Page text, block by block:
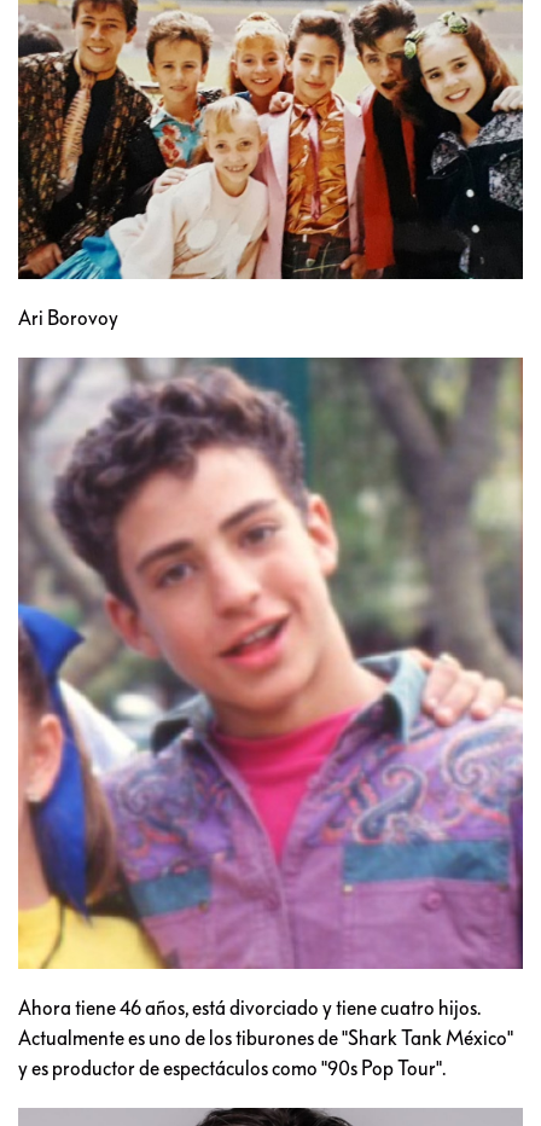
Ari Borovoy
Ahora tiene 46 años, está divorciado y tiene cuatro hijos.
Actualmente es uno de los tiburones de "Shark Tank México"
y es productor de espectáculos como "90s Pop Tour".